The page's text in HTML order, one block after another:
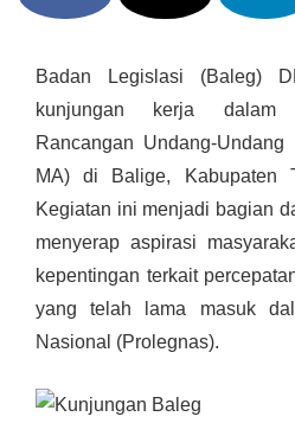
Badan Legislasi (Baleg)
kunjungan kerja dalam
Rancangan Undang-
MA) di Balige, Kabupaten
Kegiatan ini menjadi bagian
menyerap aspirasi
kepentingan terkait
yang telah lama masuk
Nasional (Prolegnas).